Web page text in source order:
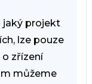
jaký projekt
lze pouze
zřízení
můžeme